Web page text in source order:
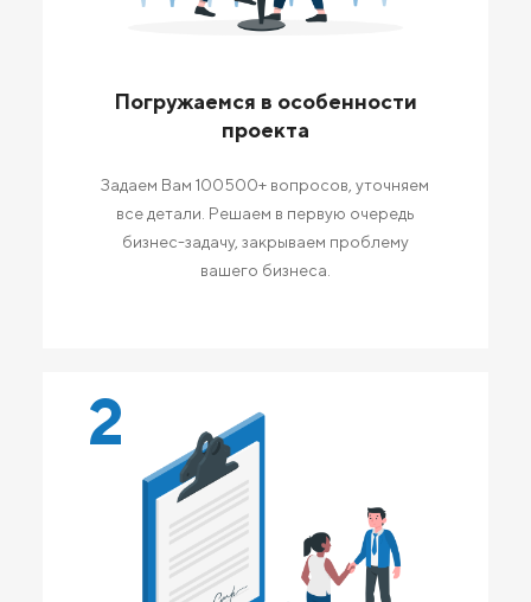
Погружаемся в особенности
проекта
Задаем Вам 100500+ вопросов, уточняем
все детали. Решаем в первую очередь
бизнес-задачу, закрываем проблему
вашего бизнеса.
2